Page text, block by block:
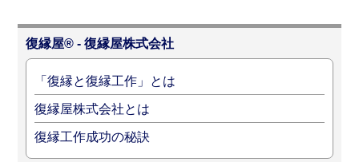
復縁屋® - 復縁屋株式会社
「復縁と復縁工作」とは
復縁屋株式会社とは
復縁工作成功の秘訣